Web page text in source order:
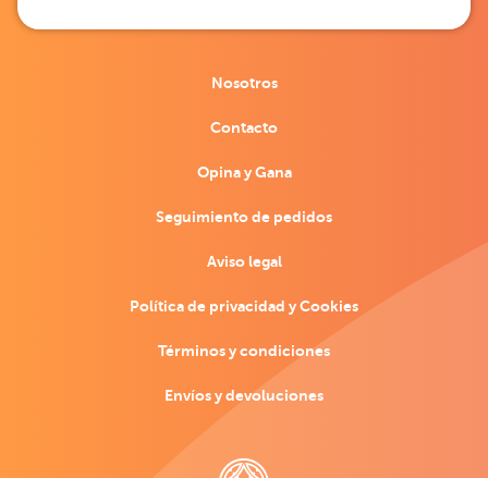
Nosotros
Contacto
Opina y Gana
Seguimiento de pedidos
Aviso legal
Política de privacidad y Cookies
Términos y condiciones
Envíos y devoluciones